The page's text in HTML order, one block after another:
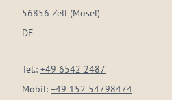
56856 Zell (Mosel)
DE
Tel.: +49 6542 2487
Mobil: +49 152 54798474